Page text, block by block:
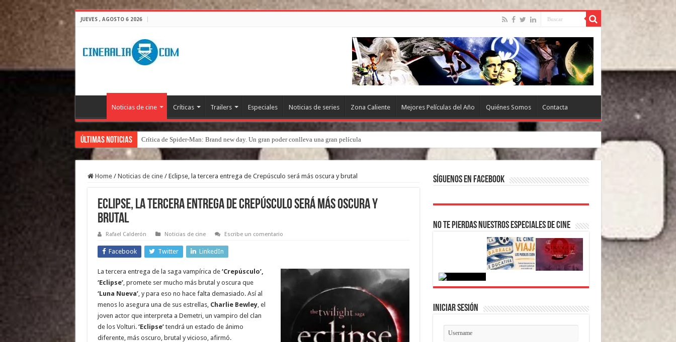
JUEVES , AGOSTO 6 2026
Noticias de cine Críticas Trailers Especiales Noticias de series Zona Caliente Mejores Películas del Año Quiénes Somos Contacta
Últimas Noticias Crítica de Spider-Man: Brand new day. Un gran poder conlleva una gran película
Home / Noticias de cine / Eclipse, la tercera entrega de Crepúsculo será más oscura y brutal
Eclipse, la tercera entrega de Crepúsculo será más oscura y
brutal
Rafael Calderón Noticias de cine Escribe un comentario
Facebook Twitter LinkedIn
La tercera entrega de la saga vampírica de ‘Crepúsculo’,
‘Eclipse’, promete ser mucho más brutal y oscura que
‘Luna Nueva’, y para eso no hace falta demasiado. Así al
menos lo asegura una de sus estrellas, Charlie Bewley, el
joven actor que interpreta a Demetri, un vampiro del clan
de los Volturi.‘Eclipse’tendrá un estado de ánimo
diferente, más oscuro, brutal y vicioso, afirmó.
Síguenos en Facebook
No te pierdas nuestros Especiales de Cine
Iniciar Sesión